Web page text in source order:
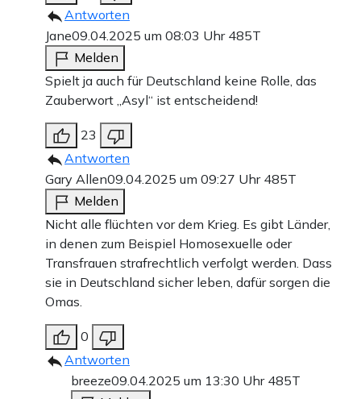
Antworten
Jane09.04.2025 um 08:03 Uhr 485T
Melden
Spielt ja auch für Deutschland keine Rolle, das
Zauberwort „Asyl“ ist entscheidend!
23
Antworten
Gary Allen09.04.2025 um 09:27 Uhr 485T
Melden
Nicht alle flüchten vor dem Krieg. Es gibt Länder,
in denen zum Beispiel Homosexuelle oder
Transfrauen strafrechtlich verfolgt werden. Dass
sie in Deutschland sicher leben, dafür sorgen die
Omas.
0
Antworten
breeze09.04.2025 um 13:30 Uhr 485T